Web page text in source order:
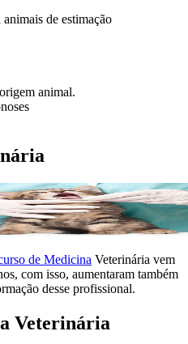
animais de estimação
animal.
de Medicina Veterinária vem
com isso, aumentaram também
desse profissional.
Veterinária